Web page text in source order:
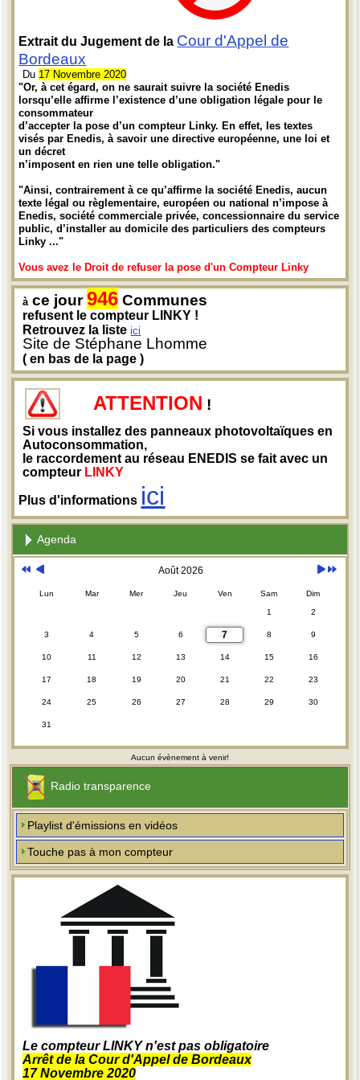
Extrait du Jugement de la Cour d'Appel de
Bordeaux
Du 17 Novembre 2020
"Or, à cet égard, on ne saurait suivre la société Enedis
lorsqu’elle affirme l’existence d’une obligation légale pour le
consommateur
d’accepter la pose d’un compteur Linky. En effet, les textes
visés par Enedis, à savoir une directive européenne, une loi et
un décret
n’imposent en rien une telle obligation."
"Ainsi, contrairement à ce qu’affirme la société Enedis, aucun
texte légal ou règlementaire, européen ou national n’impose à
Enedis, société commerciale privée, concessionnaire du service
public, d’installer au domicile des particuliers des compteurs
Linky ..."
Vous avez le Droit de refuser la pose d'un Compteur Linky
à ce jour946 Communes
refusent le compteur LINKY !
Retrouvez la listeici
Site de Stéphane Lhomme
( en bas de la page )
ATTENTION !
Si vous installez des panneaux photovoltaïques en
Autoconsommation,
le raccordement au réseau ENEDIS se fait avec un
compteur LINKY
Plus d'informations ici
Agenda
Août 2026
Lun Mar Mer Jeu Ven Sam Dim
1 2
3 4 5 6 7 8 9
10 11 12 13 14 15 16
17 18 19 20 21 22 23
24 25 26 27 28 29 30
31
Aucun évènement à venir!
Radio transparence
Playlist d'émissions en vidéos
Touche pas à mon compteur
Le compteur LINKY n'est pas obligatoire
Arrêt de la Cour d'Appel de Bordeaux
17 Novembre 2020